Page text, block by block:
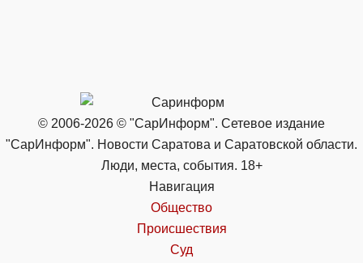
© 2006-2026 © "СарИнформ". Сетевое издание
"СарИнформ". Новости Саратова и Саратовской области.
Люди, места, события. 18+
Навигация
Общество
Происшествия
Суд